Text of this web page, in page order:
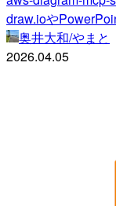
draw.ioや
奥井大和/やまと
2026.04.05